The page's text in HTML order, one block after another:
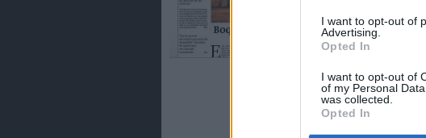
I want to opt-out of
Advertising.
Opted In
I want to opt-out of
of my Personal
was collected.
Opted In